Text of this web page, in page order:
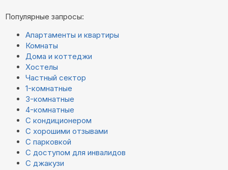
Популярные запросы:
Апартаменты и квартиры
Комнаты
Дома и коттеджи
Хостелы
Частный сектор
1-комнатные
3-комнатные
4-комнатные
С кондиционером
С хорошими отзывами
С парковкой
С доступом для инвалидов
С джакузи